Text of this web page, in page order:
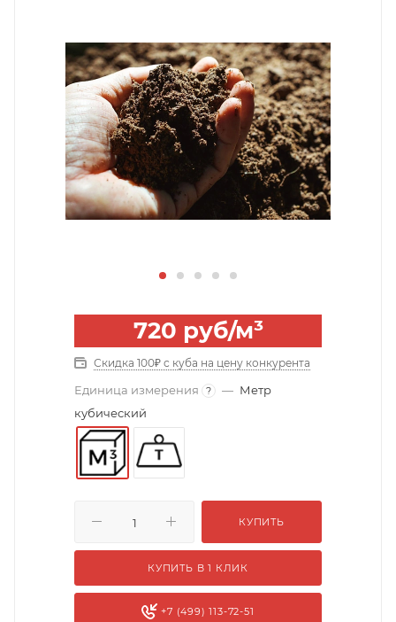
720 руб/м³
Скидка 100₽ с куба на цену конкурента
Единица измерения ? — Метр
кубический
КУПИТЬ
КУПИТЬ В 1 КЛИК
+7 (499) 113-72-51